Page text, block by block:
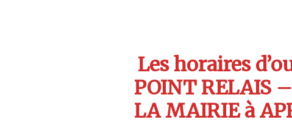
Les horaires
POINT RELAIS
LA MAIRIE à